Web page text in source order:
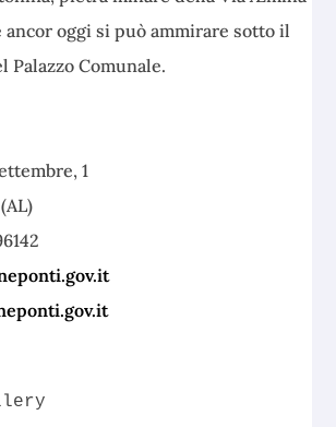
ancor oggi si può ammirare sotto il
Palazzo Comunale.
1